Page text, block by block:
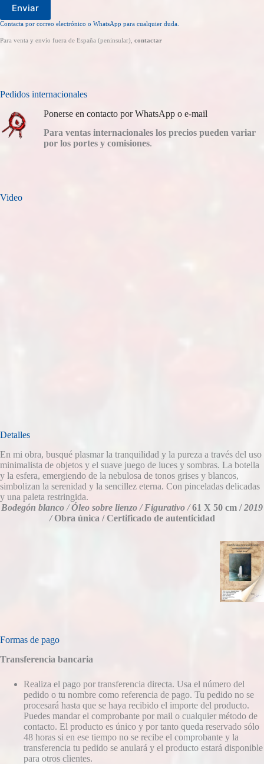
Enviar
Contacta por correo electrónico o WhatsApp para cualquier duda.
Para venta y envío fuera de España (peninsular), contactar
Pedidos internacionales
Ponerse en contacto por WhatsApp o e-mail
Para ventas internacionales los precios pueden variar
por los portes y comisiones.
Video
Detalles
En mi obra, busqué plasmar la tranquilidad y la pureza a través del uso
minimalista de objetos y el suave juego de luces y sombras. La botella
y la esfera, emergiendo de la nebulosa de tonos grises y blancos,
simbolizan la serenidad y la sencillez eterna. Con pinceladas delicadas
y una paleta restringida.
Bodegón blanco /Óleo sobre lienzo / Figurativo / 61 X 50 cm / 2019
/Obra única / Certificado de autenticidad
Formas de pago
Transferencia bancaria
Realiza el pago por transferencia directa. Usa el número del
pedido o tu nombre como referencia de pago. Tu pedido no se
procesará hasta que se haya recibido el importe del producto.
Puedes mandar el comprobante por mail o cualquier método de
contacto. El producto es único y por tanto queda reservado sólo
48 horas si en ese tiempo no se recibe el comprobante y la
transferencia tu pedido se anulará y el producto estará disponible
para otros clientes.